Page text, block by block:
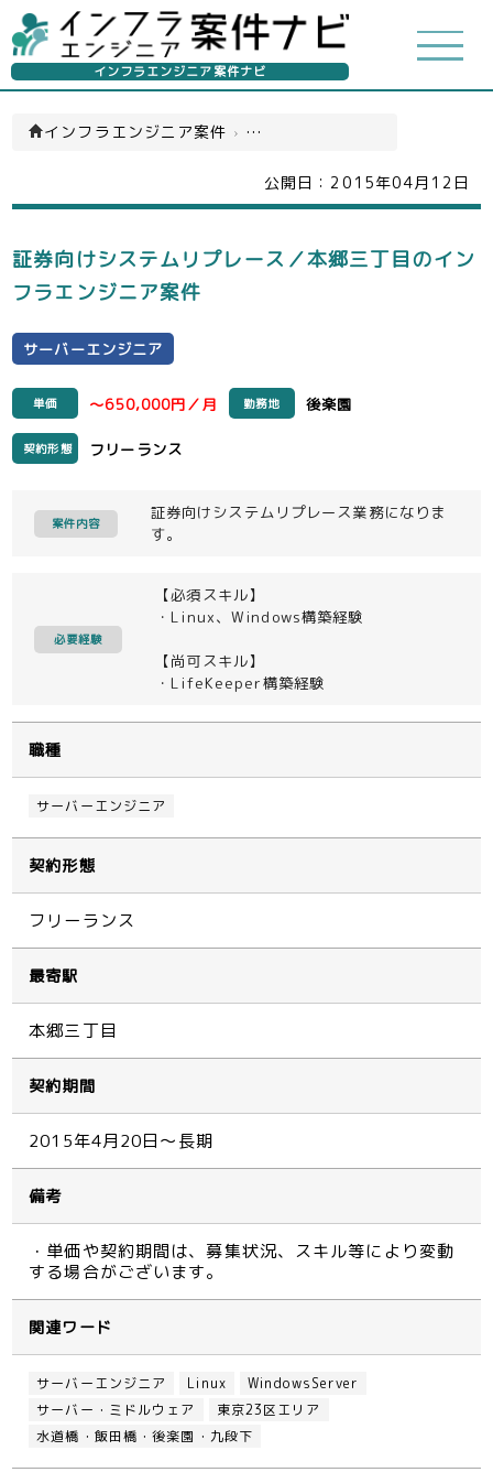
インフラエンジニア案件ナビ
インフラエンジニア案件 › サーバーエンジニア(一覧)
公開日： 2015年04月12日
証券向けシステムリプレース／本郷三丁目のイン
フラエンジニア案件
サーバーエンジニア
単価 ～650,000円／月 勤務地 後楽園
契約形態 フリーランス
案件内容
証券向けシステムリプレース業務になりま
す。
必要経験
【必須スキル】
・Linux、Windows構築経験
【尚可スキル】
・LifeKeeper構築経験
職種
サーバーエンジニア
契約形態
フリーランス
最寄駅
本郷三丁目
契約期間
2015年4月20日～長期
備考
・単価や契約期間は、募集状況、スキル等により変動
する場合がございます。
関連ワード
サーバーエンジニア Linux
WindowsServer
サーバー・ミドルウェア
東京23区エリア
水道橋・飯田橋・後楽園・九段下